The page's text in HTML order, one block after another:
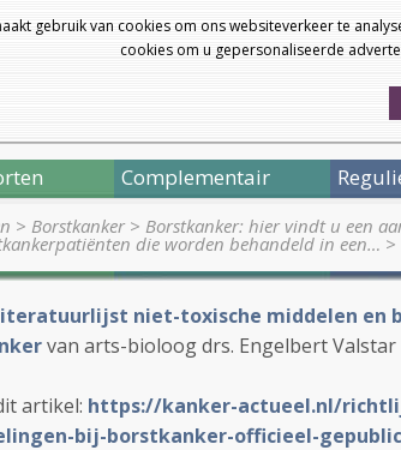
gebruik van cookies om ons websiteverkeer te
cookies om u gepersonaliseerde
Complementair
> Borstkanker> Borstkanker: hier vindt u een
die worden behandeld in een… >
niet-toxische middelen en
van arts-bioloog drs. Engelbert Valstar
artikel: https://kanker-actueel.nl/
bij-borstkanker-officieel-